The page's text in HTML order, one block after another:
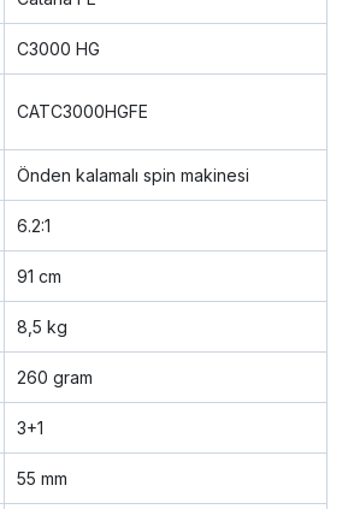
C3000 HG
CATC3000HGFE
Önden kalamalı spin makinesi
6.2:1
91 cm
8,5 kg
260 gram
3+1
55 mm